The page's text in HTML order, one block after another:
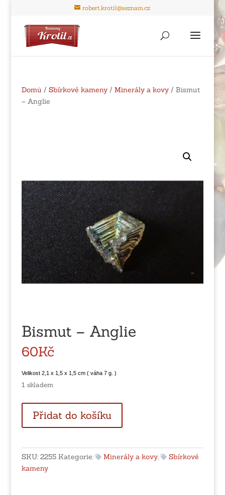
robert.krotil@seznam.cz
Domů / Sbírkové kameny/ Minerály a kovy/ Bismut
– Anglie
Bismut – Anglie
60Kč
Velikost 2,1 x 1,5 x 1,5 cm ( váha 7 g. )
1 skladem
Anglie
Přidat do košíku
SKU: 2255 Kategorie: Minerály a kovy,
Sbírkové
kameny